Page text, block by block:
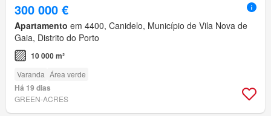
300 000 €
Apartamento em 4400, Canidelo, Município de Vila Nova de
Gaia, Distrito do Porto
10 000 m²
Varanda Área verde
Há 19 dias
GREEN-ACRES